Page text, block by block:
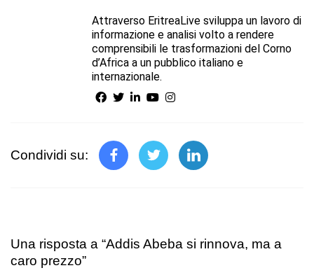
Attraverso EritreaLive sviluppa un lavoro di
informazione e analisi volto a rendere
comprensibili le trasformazioni del Corno
d’Africa a un pubblico italiano e
internazionale.
Condividi su:
Una risposta a “Addis Abeba si rinnova, ma a
caro prezzo”